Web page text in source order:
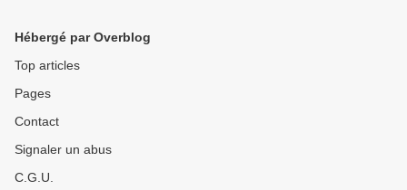
Hébergé par Overblog
Top articles
Pages
Contact
Signaler un abus
C.G.U.